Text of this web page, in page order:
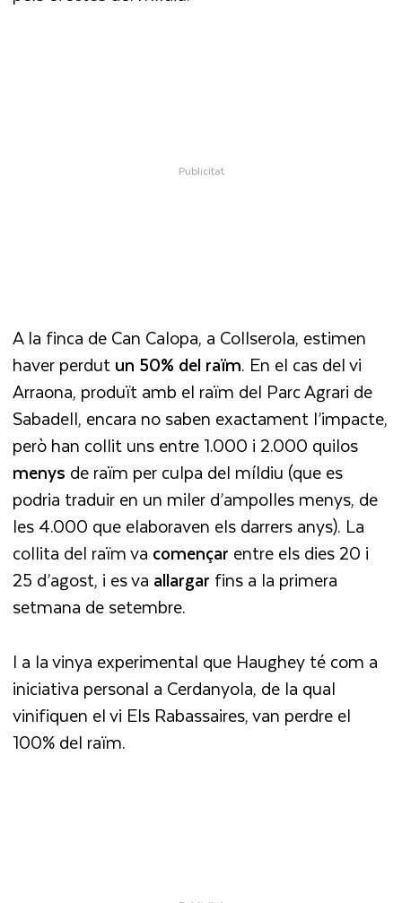
A la finca de Can Calopa, a Collserola, estimen
haver perdutun 50% del raïm. En el cas del vi
Arraona, produït amb el raïm del Parc Agrari de
Sabadell, encara no saben exactament l’impacte,
però han collit uns entre 1.000 i 2.000 quilos
menys de raïm per culpa del míldiu (que es
podria traduir en un miler d’ampolles menys, de
les 4.000 que elaboraven els darrers anys). La
collita del raïm va començar entre els dies 20 i
25 d’agost, i es va allargar fins a la primera
setmana de setembre.
I a la vinya experimental que Haughey té com a
iniciativa personal a Cerdanyola, de la qual
vinifiquen el vi Els Rabassaires, van perdre el
100% del raïm.